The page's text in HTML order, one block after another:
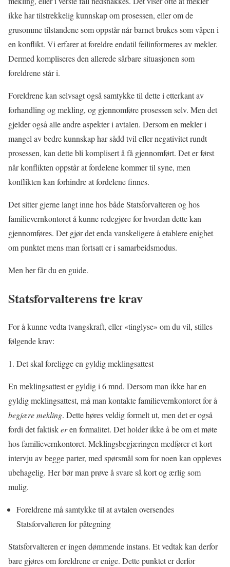
ikke har tilstrekkelig kunnskap om prosessen, eller om de
grusomme tilstandene som oppstår når barnet brukes som våpen i
en konflikt. Vi erfarer at foreldre endatil feilinformeres av mekler.
Dermed kompliseres den allerede sårbare situasjonen som
foreldrene står i.
Foreldrene kan selvsagt også samtykke til dette i etterkant av
forhandling og mekling, og gjennomføre prosessen selv. Men det
gjelder også alle andre aspekter i avtalen. Dersom en mekler i
mangel av bedre kunnskap har sådd tvil eller negativitet rundt
prosessen, kan dette bli komplisert å få gjennomført. Det er først
når konflikten oppstår at fordelene kommer til syne, men
konflikten kan forhindre at fordelene finnes.
Det sitter gjerne langt inne hos både Statsforvalteren og hos
familievernkontoret å kunne redegjøre for hvordan dette kan
gjennomføres. Det gjør det enda vanskeligere å etablere enighet
om punktet mens man fortsatt er i samarbeidsmodus.
Men her får du en guide.
Statsforvalterens tre krav
For å kunne vedta tvangskraft, eller «tinglyse» om du vil, stilles
følgende krav:
Det skal foreligge en gyldig meklingsattest
En meklingsattest er gyldig i 6 mnd. Dersom man ikke har en
gyldig meklingsattest, må man kontakte familievernkontoret for å
begjære mekling. Dette høres veldig formelt ut, men det er også
fordi det faktiskeren formalitet. Det holder ikke å be om et møte
hos familievernkontoret. Meklingsbegjæringen medfører et kort
intervju av begge parter, med spørsmål som for noen kan oppleves
ubehagelig. Her bør man prøve å svare så kort og ærlig som
mulig.
Foreldrene må samtykke til at avtalen oversendes
Statsforvalteren for påtegning
Statsforvalteren er ingen dømmende instans. Et vedtak kan derfor
bare gjøres om foreldrene er enige. Dette punktet er derfor